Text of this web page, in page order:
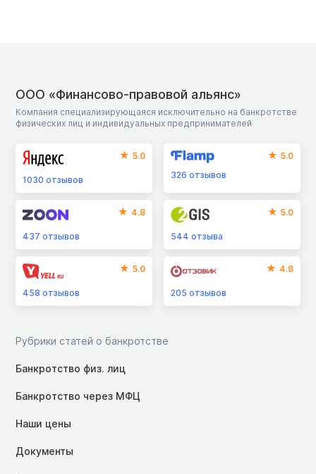
ООО «Финансово-правовой альянс»
Компания специализирующаяся исключительно на банкротстве
физических лиц и индивидуальных предпринимателей
5.0
1030 отзывов
5.0
326отзывов
4.8
437 отзывов
5.0
544отзыва
5.0
458 отзывов
4.8
205отзывов
Рубрики статей о банкротстве
Банкротство физ. лиц
Банкротство через МФЦ
Наши цены
Документы